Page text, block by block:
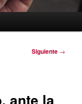
Siguiente →
ante la